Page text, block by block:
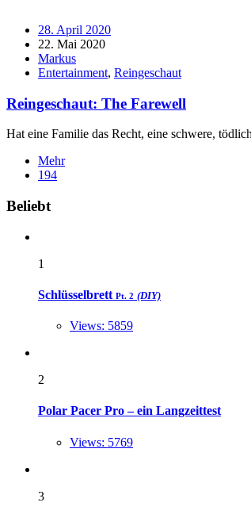
28. April 2020
22. Mai 2020
Markus
Entertainment, Reingeschaut
Reingeschaut: The Farewell
Hat eine Familie das Recht, eine schwere,
Mehr
194
Widgets
Beliebt
1
Schlüsselbrett Pt. 2 (DIY)
Views: 5859
2
Polar Pacer Pro – ein Langzeittest
Views: 5769
3